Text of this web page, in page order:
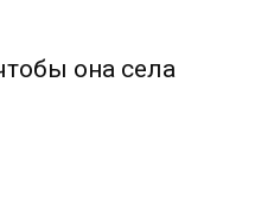
она села